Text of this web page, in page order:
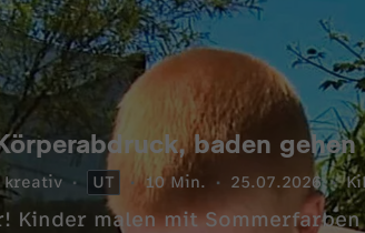
baden
kreativ UT 10 Min. 25.07.2026
Kinder malen mit